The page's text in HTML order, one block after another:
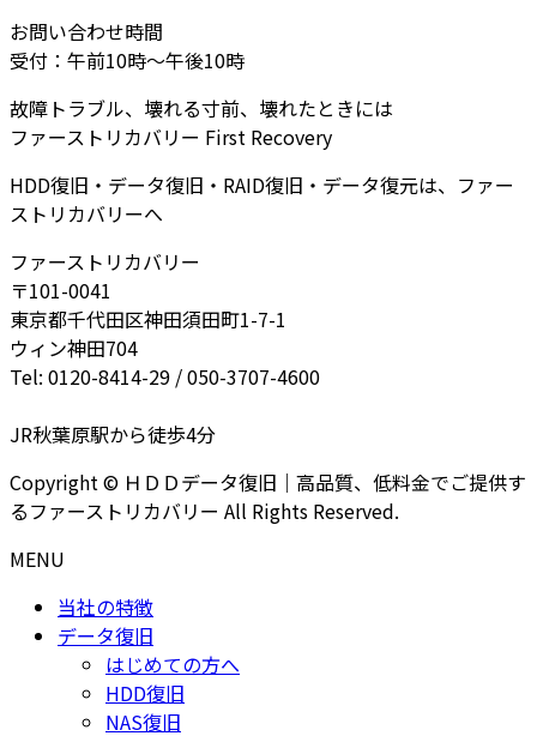
お問い合わせ時間
受付：午前10時～午後10時
故障トラブル、壊れる寸前、壊れたときには
ファーストリカバリー First Recovery
HDD復旧・データ復旧・RAID復旧・データ復元は、ファー
ストリカバリーへ
ファーストリカバリー
〒101-0041
東京都千代田区神田須田町1-7-1
ウィン神田704
Tel: 0120-8414-29 / 050-3707-4600
JR秋葉原駅から徒歩4分
Copyright © ＨＤＤデータ復旧｜高品質、低料金でご提供す
るファーストリカバリー All Rights Reserved.
MENU
当社の特徴
データ復旧
はじめての方へ
HDD復旧
NAS復旧